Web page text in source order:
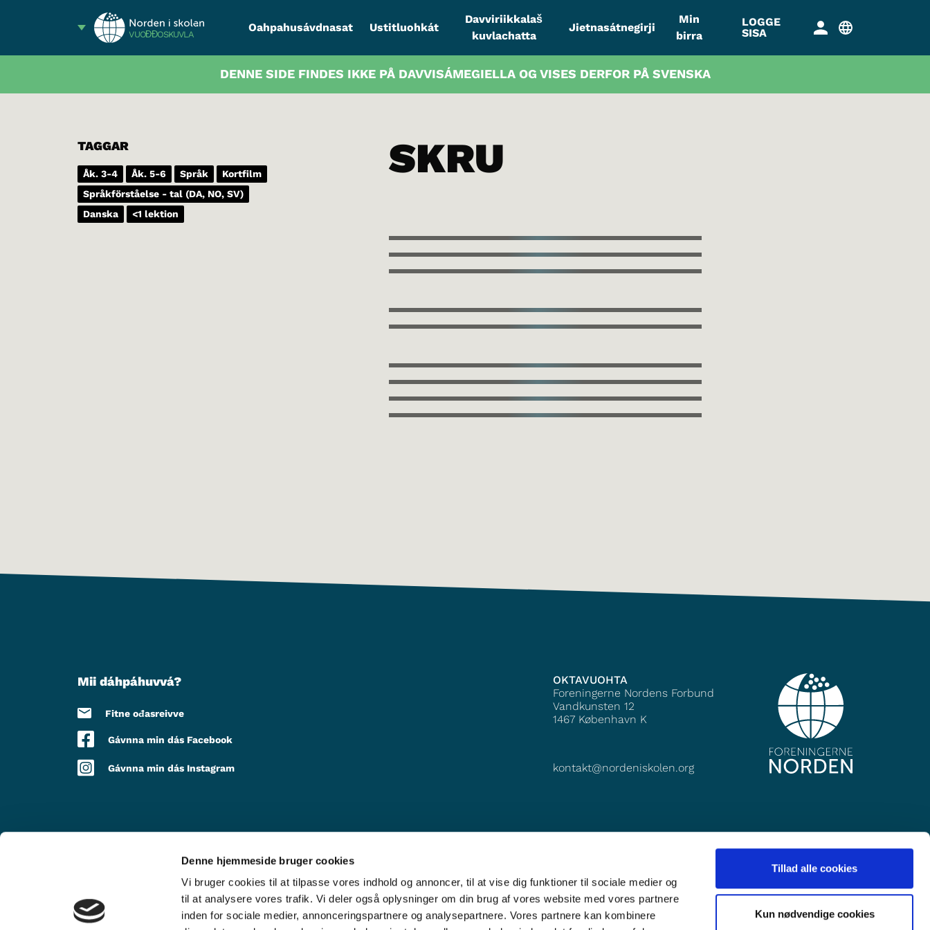
Denne hjemmeside bruger cookies
Vi bruger cookies til at tilpasse vores indhold og annoncer, til at vise dig funktioner til sociale medier og
til at analysere vores trafik. Vi deler også oplysninger om din brug af vores website med vores partnere
inden for sociale medier, annonceringspartnere og analysepartnere. Vores partnere kan kombinere
Tillad alle cookies
Kun nødvendige cookies
VUOĐĐOSKUVLA
Oahpahusávdnasat Ustitluohkát
Davviriikkalaš
kuvlachatta
Jietnasátnegirji
Min
birra
LOGGE
SISA
DENNE SIDE FINDES IKKE PÅ DAVVISÁMEGIELLA OG VISES DERFOR PÅ SVENSKA
TAGGAR
Åk. 3-4 Åk. 5-6 Språk
Kortfilm
Språkförståelse - tal (DA, NO, SV)
Danska
<1 lektion
SKRU
Mii dáhpáhuvvá?
Fitne ođasreivve
Gávnna min dás Facebook
Gávnna min dás Instagram
OKTAVUOHTA
Foreningerne Nordens Forbund
Vandkunsten 12
1467 København K
kontakt@nordeniskolen.org